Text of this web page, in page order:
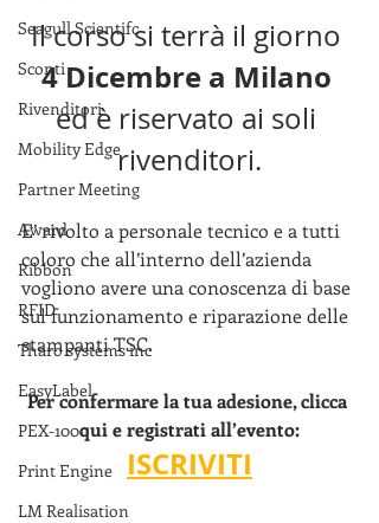
Seagull Scientifc
Sconti
Rivenditori
Mobility Edge
Partner Meeting
Award
Ribbon
RFID
Tharo systems inc
EasyLabel
PEX-1000
Print Engine
LM Realisation
Il corso si terrà il giorno
4 Dicembre a Milano
ed è riservato ai soli
rivenditori.
E’ rivolto a personale tecnico e a tutti
coloro che all’interno dell’azienda
vogliono avere una conoscenza di base
sul funzionamento e riparazione delle
stampanti TSC.
Per confermare la tua adesione, clicca
qui e registrati all’evento:
ISCRIVITI